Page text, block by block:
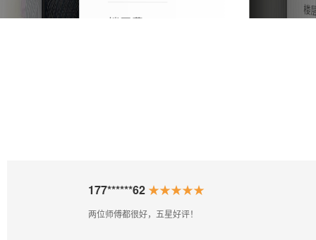
楼层费
楼
177******62 ★★★★★
两位师傅都很好，五星好评！